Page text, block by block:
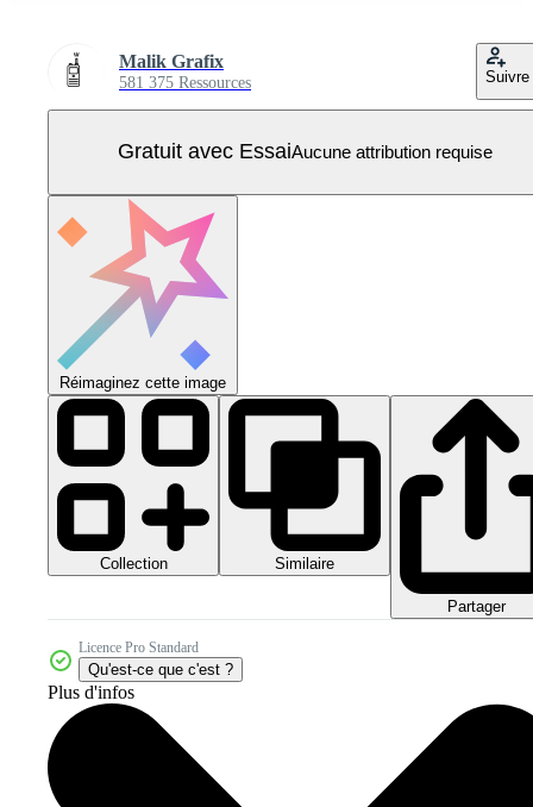
Malik Grafix
581 375 Ressources Suivre
Gratuit avec EssaiAucune attribution requise
Réimaginez cette image
Collection Similaire
Partager
Licence Pro Standard
Qu'est-ce que c'est ?
Plus d'infos